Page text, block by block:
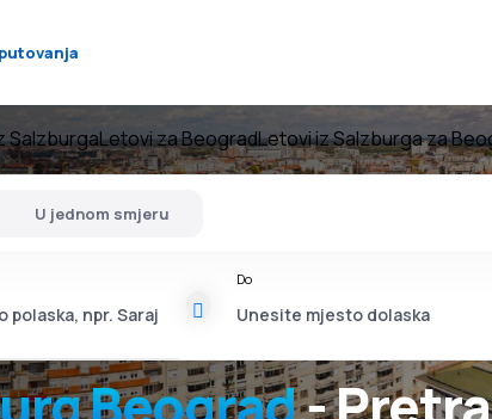
SalzburgaLetovi za BeogradLetovi iz Salzburga za
U jednom smjeru
Do